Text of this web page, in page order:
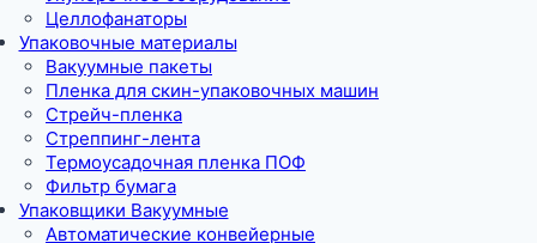
Целлофанаторы
Упаковочные материалы
Вакуумные пакеты
Пленка для скин-упаковочных машин
Стрейч-пленка
Стреппинг-лента
Термоусадочная пленка ПОФ
Фильтр бумага
Упаковщики Вакуумные
Автоматические конвейерные